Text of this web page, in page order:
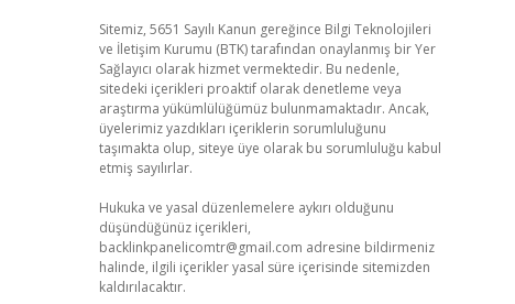
Sitemiz, 5651 Sayılı Kanun gereğince Bilgi Teknolojileri
ve İletişim Kurumu (BTK) tarafından onaylanmış bir Yer
Sağlayıcı olarak hizmet vermektedir. Bu nedenle,
sitedeki içerikleri proaktif olarak denetleme veya
araştırma yükümlülüğümüz bulunmamaktadır. Ancak,
üyelerimiz yazdıkları içeriklerin sorumluluğunu
taşımakta olup, siteye üye olarak bu sorumluluğu kabul
etmiş sayılırlar.
Hukuka ve yasal düzenlemelere aykırı olduğunu
düşündüğünüz içerikleri,
backlinkpanelicomtr@gmail.com adresine bildirmeniz
halinde, ilgili içerikler yasal süre içerisinde sitemizden
kaldırılacaktır.